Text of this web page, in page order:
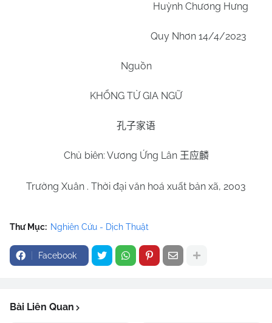
Huỳnh Chương Hưng
Quy Nhơn 14/4/2023
Nguồn
KHỔNG TỬ GIA NGỮ
孔子家语
Chủ biên: Vương Ứng Lân 王应麟
Trường Xuân . Thời đại văn hoá xuất bản xã, 2003
Thư Mục: Nghiên Cứu - Dịch Thuật
Facebook
Bài Liên Quan